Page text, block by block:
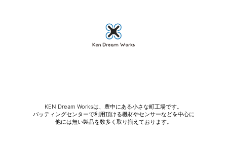
KEN Dream Worksは、豊中にある小さな町工場です。
バッティングセンターで利用頂ける機材やセンサーなどを中心に
他には無い製品を数多く取り揃えております。